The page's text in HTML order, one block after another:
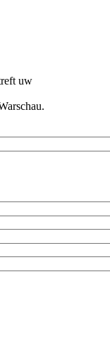
uw